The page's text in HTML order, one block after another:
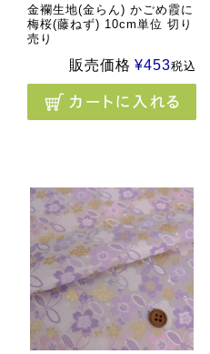
金襴生地(金らん) かごめ霞に
梅桜(藤ねず) 10cm単位 切り
売り
販売価格 ¥453税込